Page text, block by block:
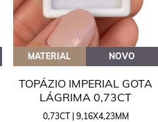
MATERIAL NOVO
TOPÁZIO IMPERIAL GOTA
LÁGRIMA 0,73CT
0,73CT | 9,16X4,23MM